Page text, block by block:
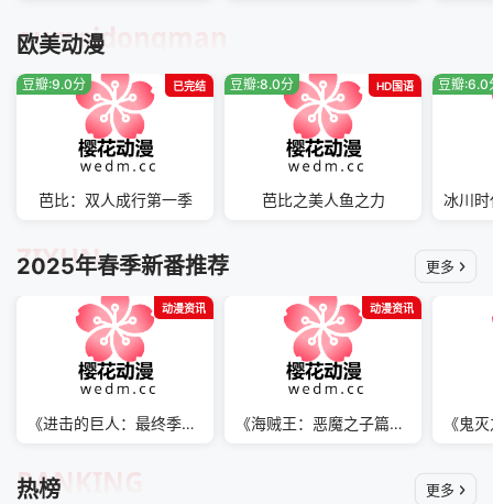
欧美动漫
oumeidongman
已完结
豆瓣:9.0分
芭比：双人成行第一季
HD国语
豆瓣:8.0分
芭比之美人鱼之力
豆瓣:6.0
2025年春季新番推荐
ZIXUN 更多
动漫资讯
《进击的巨人：最终季》震撼回归
动漫资讯
《海贼王：恶魔之子篇》最新进展
热榜
RANKING 更多